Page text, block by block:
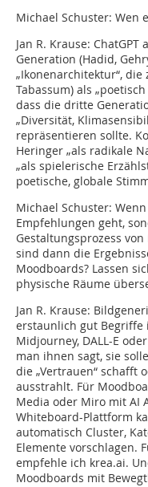
Michael Schuster: Wen
Jan R. Krause: ChatGPT
Generation (Hadid,
„Ikonenarchitektur“, die
Tabassum) als
dass die dritte
„Diversität,
repräsentieren sollte.
Heringer „als radikale
„als spielerische
poetische, globale
Michael Schuster:
Empfehlungen geht,
Gestaltungsprozess
sind dann die
Moodboards? Lassen
physische Räume
Jan R. Krause:
erstaunlich gut Begriffe
Midjourney, DALL-E
man ihnen sagt, sie
die „Vertrauen“ schafft
ausstrahlt. Für
Media oder Miro mit AI
Whiteboard-Plattform
automatisch Cluster,
Elemente vorschlagen.
empfehle ich krea.ai.
Moodboards mit